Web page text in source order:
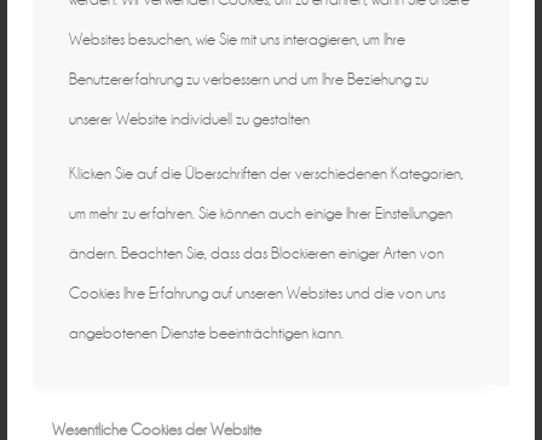
Websites besuchen, wie Sie mit uns interagieren, um Ihre
Benutzererfahrung zu verbessern und um Ihre Beziehung zu
unserer Website individuell zu gestalten
Klicken Sie auf die Überschriften der verschiedenen Kategorien,
um mehr zu erfahren. Sie können auch einige Ihrer Einstellungen
ändern. Beachten Sie, dass das Blockieren einiger Arten von
Cookies Ihre Erfahrung auf unseren Websites und die von uns
angebotenen Dienste beeinträchtigen kann.
Wesentliche Cookies der Website